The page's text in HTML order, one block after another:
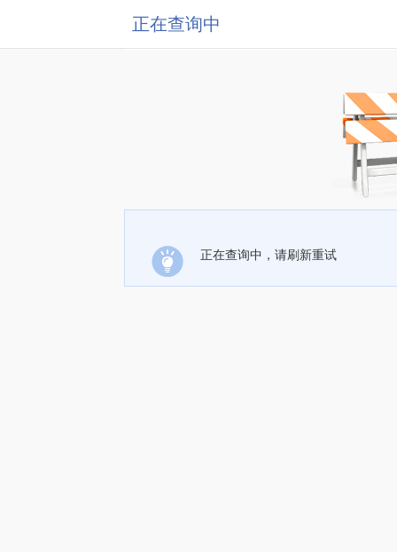
正在查询中
正在查询中，请刷新重试